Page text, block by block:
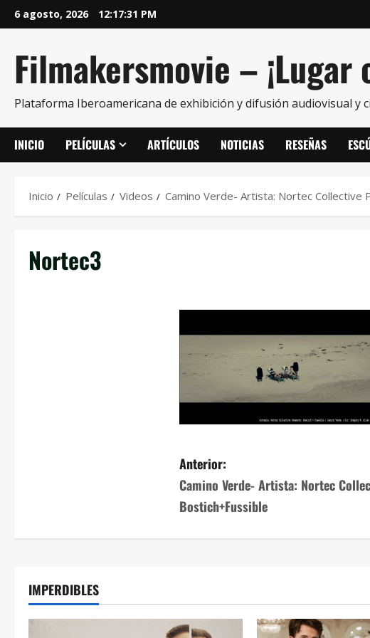
6 agosto, 2026 12:17:31 PM
Filmakersmovie –
Plataforma Iberoamericana de exhibición y difusión audiovisual y
INICIO PELÍCULAS ARTÍCULOS NOTICIAS RESEÑAS
Inicio Películas Videos Camino Verde- Artista: Nortec Collective
Nortec3
Anterior:
Camino Verde- Artista: Nortec
Bostich+Fussible
IMPERDIBLES